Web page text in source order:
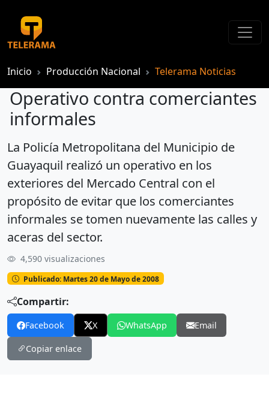
Inicio Producción Nacional Telerama Noticias
Operativo contra comerciantes
informales
Operativo contra comerciantes informales
La Policía Metropolitana del Municipio de
Guayaquil realizó un operativo en los
exteriores del Mercado Central con el
propósito de evitar que los comerciantes
informales se tomen nuevamente las calles y
aceras del sector.
4,590 visualizaciones
Publicado: Martes 20 de Mayo de 2008
Compartir:
Facebook X WhatsApp Email
Copiar enlace